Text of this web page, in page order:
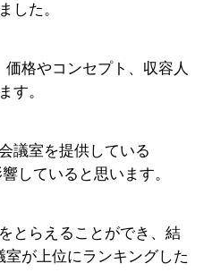
した。
格やコンセプト、収容人
す。
議室を提供している
していると思います。
とらえることができ、結
が上位にランキングした